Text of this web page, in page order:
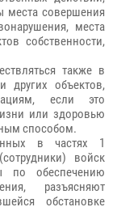
места совершения
места
собственности,
также в
объектов,
если это
или здоровью
способом.
в частях 1
войск
по обеспечению
разъясняют
обстановке